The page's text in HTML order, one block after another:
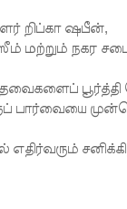
றிப்கா ஷபீன்,
மற்றும் நகர
பூர்த்தி